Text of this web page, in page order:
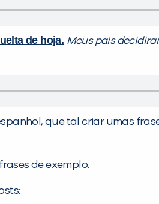
de hoja. Meus pais
que tal criar umas
de exemplo.